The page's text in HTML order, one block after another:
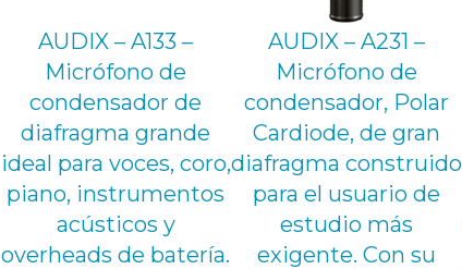
0
€
.
r
o
n
o
d
AUDIX – A133 –
Micrófono de
condensador de
diafragma grande
ideal para voces, coro,
piano, instrumentos
acústicos y
overheads de batería.
AUDIX – A231 –
Micrófono de
condensador, Polar
Cardiode, de gran
diafragma construido
para el usuario de
estudio más
exigente. Con su